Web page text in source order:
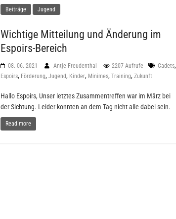
Beiträge Jugend
Wichtige Mitteilung und Änderung im
Espoirs-Bereich
08. 06. 2021 Antje Freudenthal 2207 Aufrufe Cadets,
Espoirs, Förderung,Jugend, Kinder, Minimes,Training,Zukunft
Hallo Espoirs, Unser letztes Zusammentreffen war im März bei
der Sichtung. Leider konnten an dem Tag nicht alle dabei sein.
Read more